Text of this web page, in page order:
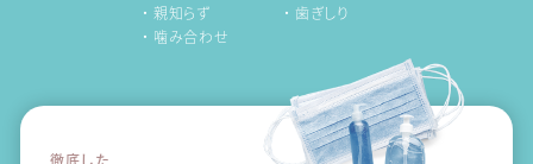
・ 親知らず
・ 噛み合わせ
・ 歯ぎしり
徹底した